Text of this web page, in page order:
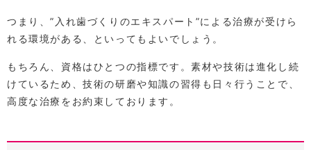
つまり、”入れ歯づくりのエキスパート”による治療が受けら
れる環境がある、といってもよいでしょう。
もちろん、資格はひとつの指標です。素材や技術は進化し続
けているため、技術の研磨や知識の習得も日々行うことで、
高度な治療をお約束しております。